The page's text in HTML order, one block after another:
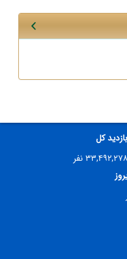
بازدید کل
۳۳,۴۹۲,۲۷۸ نفر